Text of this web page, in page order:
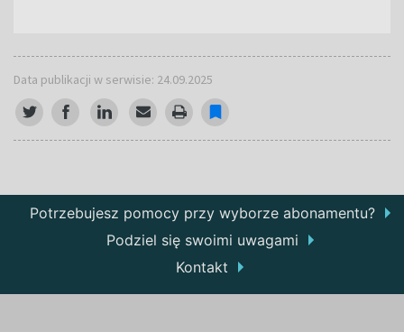
Data publikacji w serwisie: 24.09.2025
Potrzebujesz pomocy przy wyborze abonamentu?
Podziel się swoimi uwagami
Kontakt